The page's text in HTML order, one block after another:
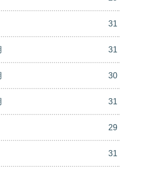
31
31
30
31
29
31